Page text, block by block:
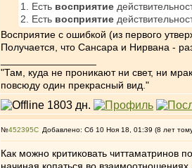
1. Есть восприятие
2. Есть восприятие
Восприятие с ошибкой (из первого
Получается, что Сансара и Нирвана -
"Там, куда не проникают ни свет, ни
повсюду один прекрасный вид."
№452395 Добавлено: Сб 10 Ноя 18, 01:39 (8 лет
Как можно критиковать читтаматринов